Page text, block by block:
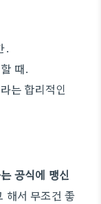
.
때.
는 합리적인
공식에 맹신
해서 무조건 좋